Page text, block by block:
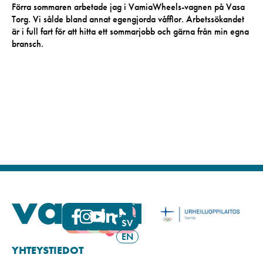
Förra sommaren arbetade jag i VamiaWheels-vagnen på Vasa
Torg. Vi sålde bland annat egengjorda våfflor. Arbetssökandet
är i full fart för att hitta ett sommarjobb och gärna från min egna
bransch.
FI
SV
EN
YHTEYSTIEDOT